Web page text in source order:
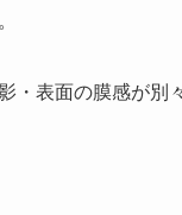
・表面の膜感が別